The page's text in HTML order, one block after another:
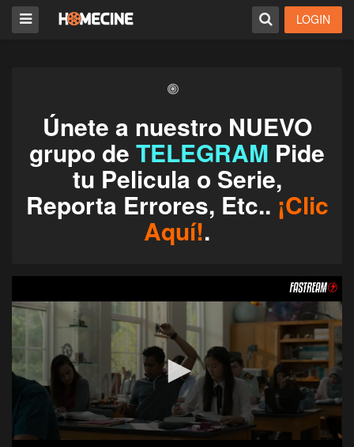
LOGIN
Únete a nuestro NUEVO
grupo de TELEGRAM Pide
tu Pelicula o Serie,
Reporta Errores, Etc.. ¡Clic
Aquí!.